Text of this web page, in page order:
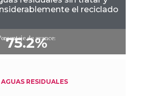
el reciclado
de avance:
75.2%
RESIDUALES